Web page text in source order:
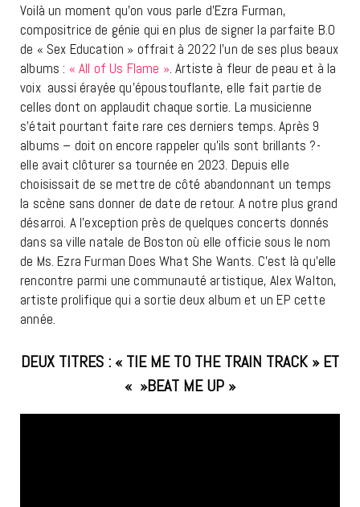
Voilà un moment qu’on vous parle d’Ezra Furman,
compositrice de génie qui en plus de signer la parfaite B.O
de « Sex Education » offrait à 2022 l’un de ses plus beaux
albums : « All of Us Flame ». Artiste à fleur de peau et à la
voix aussi érayée qu’époustouflante, elle fait partie de
celles dont on applaudit chaque sortie. La musicienne
s’était pourtant faite rare ces derniers temps. Après 9
albums – doit on encore rappeler qu’ils sont brillants ?-
elle avait clôturer sa tournée en 2023. Depuis elle
choisissait de se mettre de côté abandonnant un temps
la scène sans donner de date de retour. A notre plus grand
désarroi. A l’exception près de quelques concerts donnés
dans sa ville natale de Boston où elle officie sous le nom
de Ms. Ezra Furman Does What She Wants. C’est là qu’elle
rencontre parmi une communauté artistique, Alex Walton,
artiste prolifique qui a sortie deux album et un EP cette
année.
DEUX TITRES : « TIE ME TO THE TRAIN TRACK » ET
« »BEAT ME UP »